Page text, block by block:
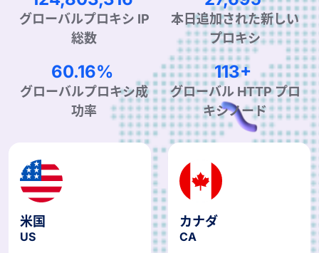
グローバルプロキシ IP
総数
本日追加された新しい
プロキシ
99.90%
グローバルプロキシ成
功率
190+
グローバル HTTP プロ
キシノード
米国
US
カナダ
CA